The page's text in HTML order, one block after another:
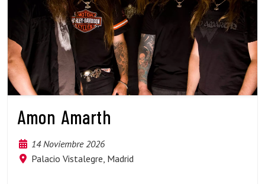
Amon Amarth
14 Noviembre 2026
Palacio Vistalegre, Madrid